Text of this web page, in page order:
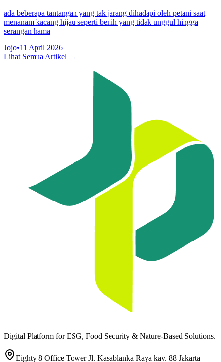
ada beberapa tantangan yang tak jarang dihadapi oleh petani saat
menanam kacang hijau seperti benih yang tidak unggul hingga
serangan hama
Jojo•11 April 2026
Lihat Semua Artikel →
Digital Platform for ESG, Food Security & Nature-Based Solutions.
Eighty 8 Office Tower Jl. Kasablanka Raya kav. 88 Jakarta